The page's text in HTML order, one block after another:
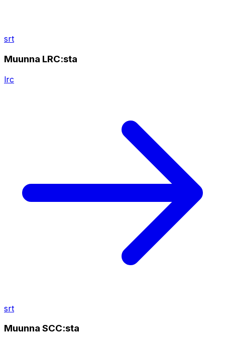
srt
Muunna LRC:sta
lrc
srt
Muunna SCC:sta